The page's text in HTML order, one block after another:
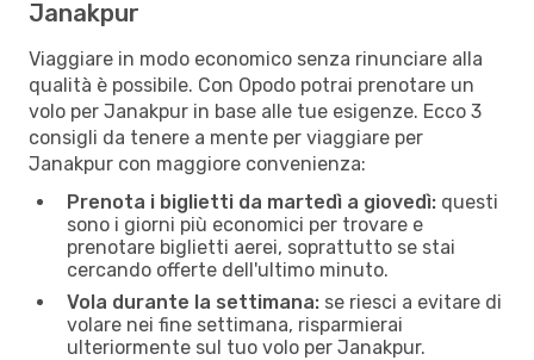
Janakpur
Viaggiare in modo economico senza rinunciare alla
qualità è possibile. Con Opodo potrai prenotare un
volo per Janakpur in base alle tue esigenze. Ecco 3
consigli da tenere a mente per viaggiare per
Janakpur con maggiore convenienza:
Prenota i biglietti da martedì a giovedì: questi
sono i giorni più economici per trovare e
prenotare biglietti aerei, soprattutto se stai
cercando offerte dell'ultimo minuto.
Vola durante la settimana: se riesci a evitare di
volare nei fine settimana, risparmierai
ulteriormente sul tuo volo per Janakpur.